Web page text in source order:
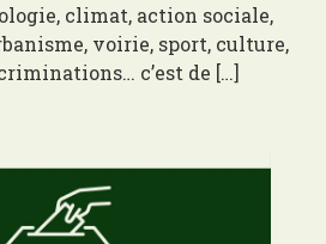
climat, action sociale,
voirie, sport, culture,
c’est de […]